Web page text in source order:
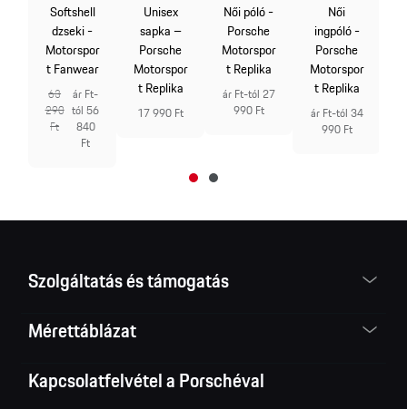
Softshell
dzseki -
Motorspor
t Fanwear
63
290
Ft
ár Ft-
tól 56
840
Ft
Unisex
sapka –
Porsche
Motorspor
t Replika
17 990 Ft
Női póló -
Porsche
Motorspor
t Replika
ár Ft-tól 27
990 Ft
Női
ingpóló -
Porsche
Motorspor
t Replika
ár Ft-tól 34
990 Ft
Szolgáltatás és támogatás
Mérettáblázat
Kapcsolatfelvétel a Porschéval